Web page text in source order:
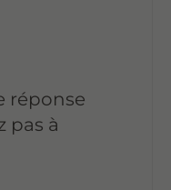
réponse
pas à